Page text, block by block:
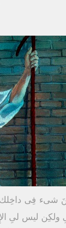
شىء فِى داخِلك
ليس لىِ